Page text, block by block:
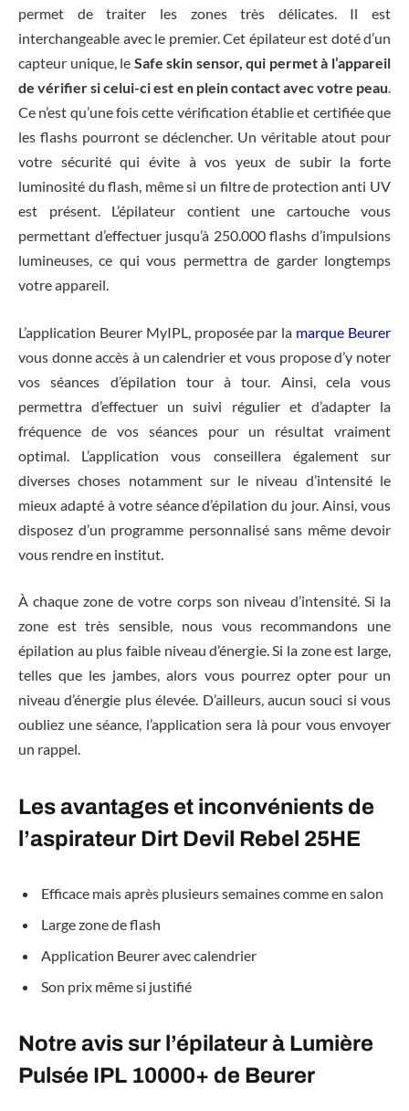
permet de traiter les zones très délicates. Il est
interchangeable avec le premier. Cet épilateur est doté d’un
capteur unique, le Safe skin sensor, qui permet à l’appareil
de vérifier si celui-ci est en plein contact avec votre peau.
Ce n’est qu’une fois cette vérification établie et certifiée que
les flashs pourront se déclencher. Un véritable atout pour
votre sécurité qui évite à vos yeux de subir la forte
luminosité du flash, même si un filtre de protection anti UV
est présent. L’épilateur contient une cartouche vous
permettant d’effectuer jusqu’à 250.000 flashs d’impulsions
lumineuses, ce qui vous permettra de garder longtemps
votre appareil.
L’application Beurer MyIPL, proposée par la marque Beurer
vous donne accès à un calendrier et vous propose d’y noter
vos séances d’épilation tour à tour. Ainsi, cela vous
permettra d’effectuer un suivi régulier et d’adapter la
fréquence de vos séances pour un résultat vraiment
optimal. L’application vous conseillera également sur
diverses choses notamment sur le niveau d’intensité le
mieux adapté à votre séance d’épilation du jour. Ainsi, vous
disposez d’un programme personnalisé sans même devoir
vous rendre en institut.
À chaque zone de votre corps son niveau d’intensité. Si la
zone est très sensible, nous vous recommandons une
épilation au plus faible niveau d’énergie. Si la zone est large,
telles que les jambes, alors vous pourrez opter pour un
niveau d’énergie plus élevée. D’ailleurs, aucun souci si vous
oubliez une séance, l’application sera là pour vous envoyer
un rappel.
Les avantages et inconvénients de
l’aspirateur Dirt Devil Rebel 25HE
Efficace mais après plusieurs semaines comme en salon
Large zone de flash
Application Beurer avec calendrier
Son prix même si justifié
Notre avis sur l’épilateur à Lumière
Pulsée IPL 10000+ de Beurer